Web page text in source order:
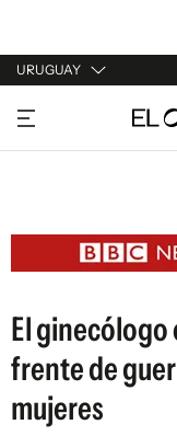
URUGUAY
URUGUAY
ARGENTINA
ESTADOS UNIDOS
El ginecólogo
frente de
mujeres